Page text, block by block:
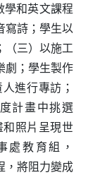
學和英文課程
寫詩；學生以
（三）以施工
劇；學生製作
進行專訪；
計畫中挑選
照片呈現世
處教育組，
，將阻力變成